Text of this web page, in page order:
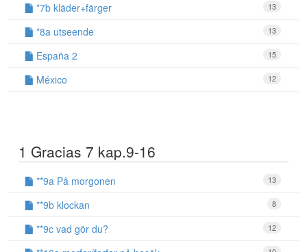
13
*7b kläder+färger
13
*8a utseende
15
España 2
12
México
1 Gracias 7 kap.9-16
13
**9a På morgonen
8
**9b klockan
12
**9c vad gör du?